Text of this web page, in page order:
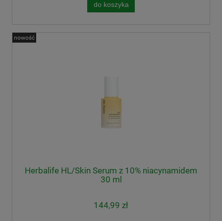
do koszyka
Herbalife HL/Skin Serum z 10% niacynamidem
30 ml
144,99 zł
nowość